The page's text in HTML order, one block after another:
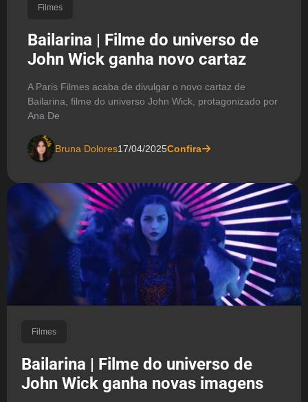
Filmes
Bailarina | Filme do universo de
John Wick ganha novo cartaz
A Paris Filmes acaba de divulgar o novo cartaz de
Bailarina, filme do universo John Wick, protagonizado por
Ana De
Bruna Dolores17/04/2025Confira
Filmes
Bailarina | Filme do universo de
John Wick ganha novas imagens